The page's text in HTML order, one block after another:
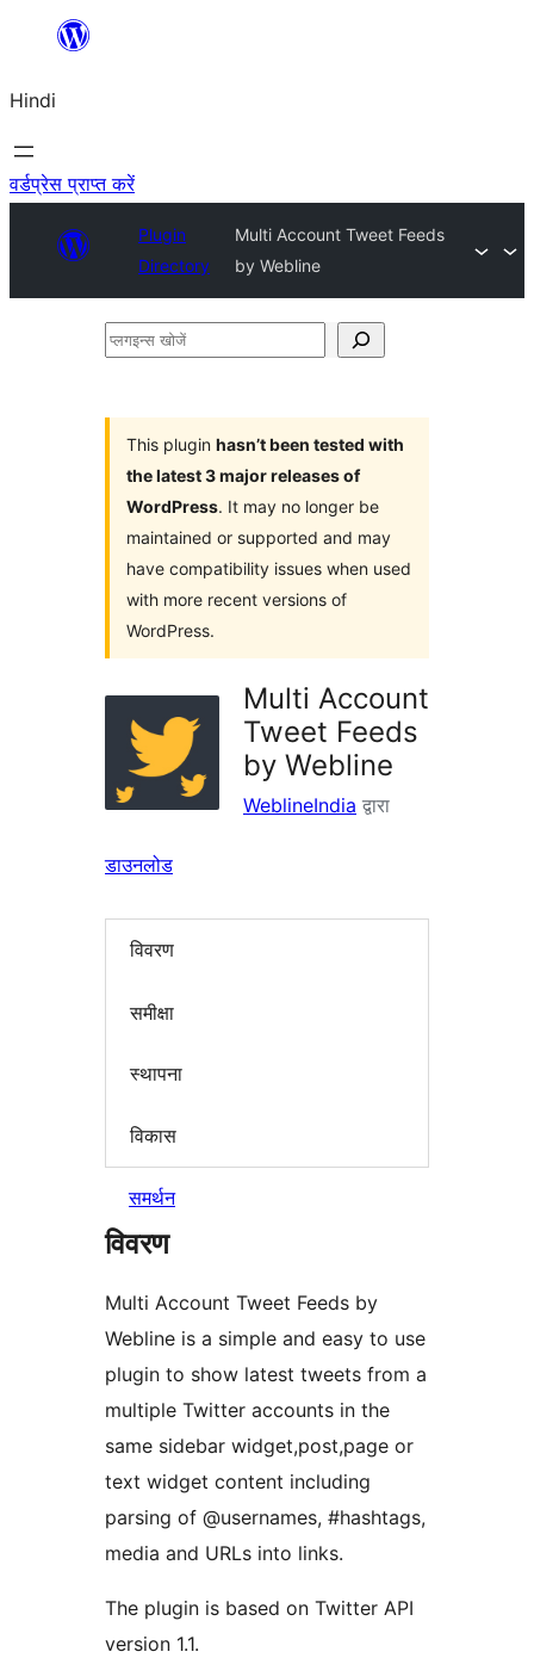
सामग्री
जाएं
Hindi
वर्डप्रेस प्राप्त करें
Plugin
Directory
Multi Account Tweet Feeds
by Webline
प्लगइन्स
This plugin hasn’t been tested with
the latest 3 major releases of
WordPress. It may no longer be
maintained or supported and may
have compatibility issues when used
with more recent versions of
WordPress.
Multi Account
Tweet Feeds
by Webline
WeblineIndia द्वारा
डाउनलोड
विवरण
समीक्षा
स्थापना
विकास
समर्थन
विवरण
Multi Account Tweet Feeds by
Webline is a simple and easy to use
plugin to show latest tweets from a
multiple Twitter accounts in the
same sidebar widget,post,page or
text widget content including
parsing of @usernames, #hashtags,
media and URLs into links.
The plugin is based on Twitter API
version 1.1.